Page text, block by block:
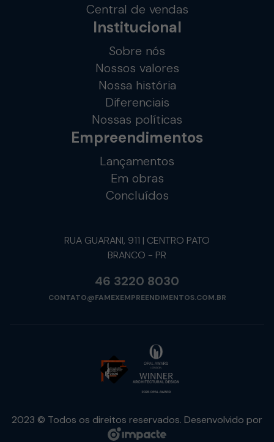
Central de vendas
Institucional
Sobre nós
Nossos valores
Nossa história
Diferenciais
Nossas políticas
Empreendimentos
Lançamentos
Em obras
Concluídos
RUA GUARANI, 911 | CENTRO PATO
BRANCO - PR
46 3220 8030
CONTATO@FAMEXEMPREENDIMENTOS.COM.BR
2023 © Todos os direitos reservados. Desenvolvido por